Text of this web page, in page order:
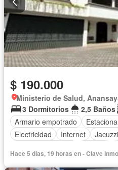
$ 190.000
Ministerio de Salud,
3 Dormitorios
2,5 Baños
Armario empotrado
Electricidad
Internet Jacuzzi
Sauna
Seguridad Sin
Hace 5 días, 19 horas en - Clave